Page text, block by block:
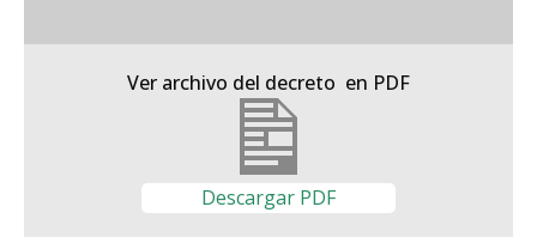
Ver archivo del decreto en PDF
Descargar PDF